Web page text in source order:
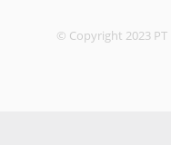
© Copyright 2023 PT